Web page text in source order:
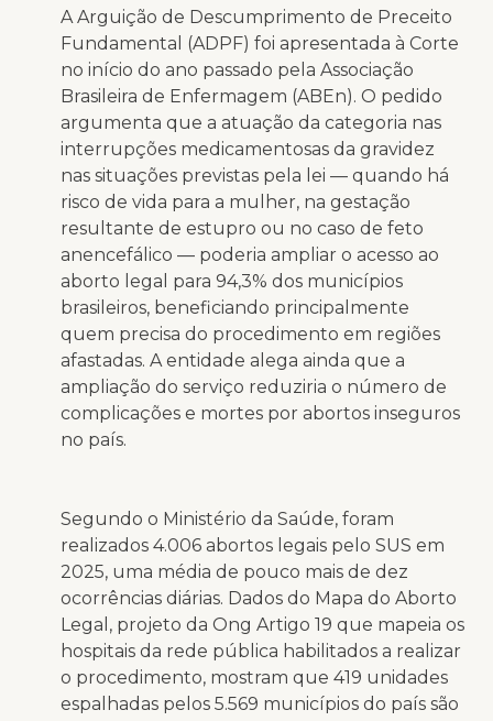
A Arguição de Descumprimento de Preceito
Fundamental (ADPF) foi apresentada à Corte
no início do ano passado pela Associação
Brasileira de Enfermagem (ABEn). O pedido
argumenta que a atuação da categoria nas
interrupções medicamentosas da gravidez
nas situações previstas pela lei — quando há
risco de vida para a mulher, na gestação
resultante de estupro ou no caso de feto
anencefálico — poderia ampliar o acesso ao
aborto legal para 94,3% dos municípios
brasileiros, beneficiando principalmente
quem precisa do procedimento em regiões
afastadas. A entidade alega ainda que a
ampliação do serviço reduziria o número de
complicações e mortes por abortos inseguros
no país.
Segundo o Ministério da Saúde, foram
realizados 4.006 abortos legais pelo SUS em
2025, uma média de pouco mais de dez
ocorrências diárias. Dados do Mapa do Aborto
Legal, projeto da Ong Artigo 19 que mapeia os
hospitais da rede pública habilitados a realizar
o procedimento, mostram que 419 unidades
espalhadas pelos 5.569 municípios do país são